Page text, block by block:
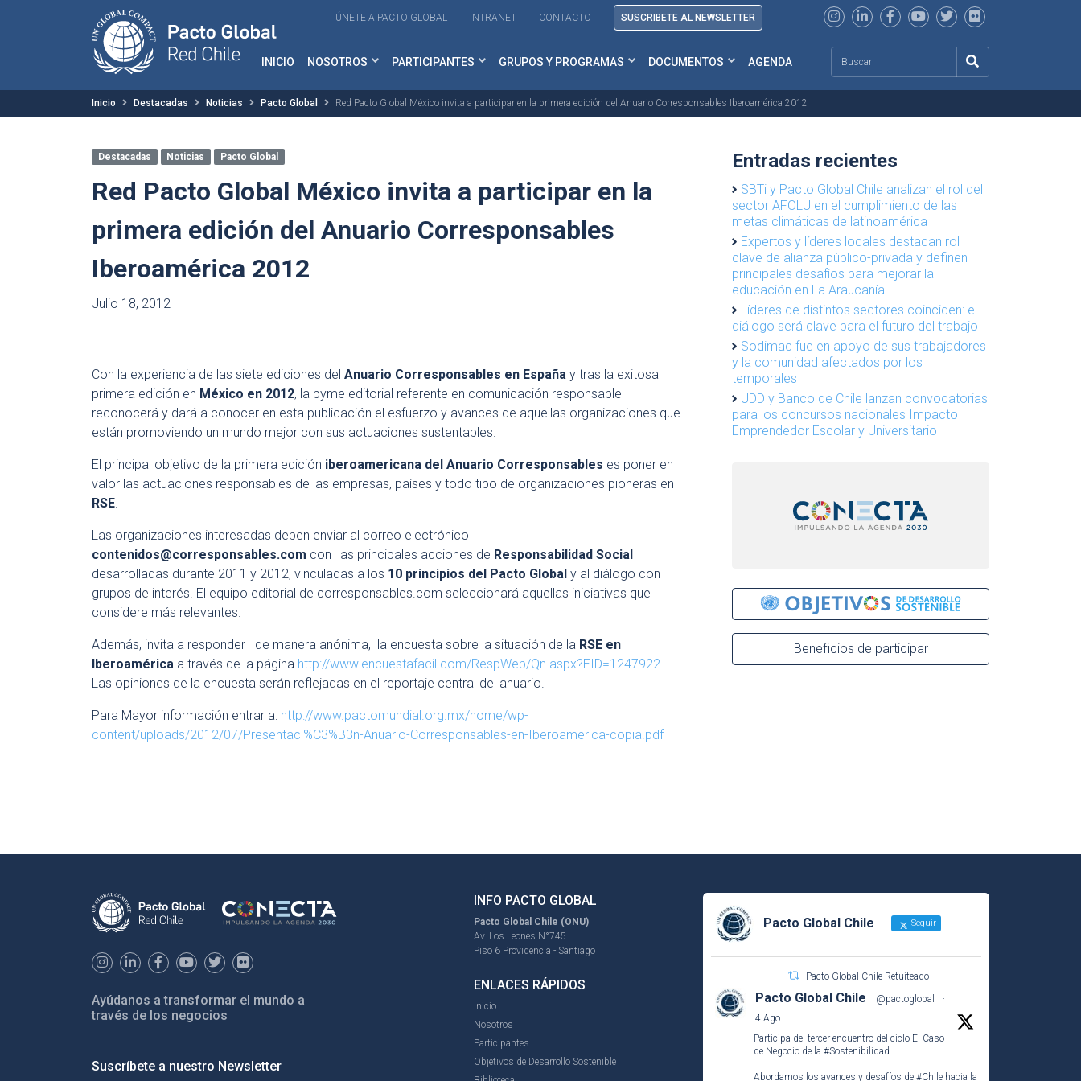
ÚNETE A PACTO GLOBAL INTRANET CONTACTO SUSCRIBETE AL NEWSLETTER
INICIO NOSOTROS PARTICIPANTES GRUPOS Y PROGRAMAS DOCUMENTOS AGENDA
Inicio Destacadas Noticias Pacto Global Red Pacto Global México invita a participar en la primera edición del Anuario Corresponsables Iberoamérica 2012
Destacadas Noticias Pacto Global
Red Pacto Global México invita a participar en la
primera edición del Anuario Corresponsables
Iberoamérica 2012
Julio 18, 2012
Con la experiencia de las siete ediciones del Anuario Corresponsables en España y tras la exitosa
primera edición en México en 2012, la pyme editorial referente en comunicación responsable
reconocerá y dará a conocer en esta publicación el esfuerzo y avances de aquellas organizaciones que
están promoviendo un mundo mejor con sus actuaciones sustentables.
El principal objetivo de la primera edición iberoamericana del Anuario Corresponsables es poner en
valor las actuaciones responsables de las empresas, países y todo tipo de organizaciones pioneras en
RSE.
Las organizaciones interesadas deben enviar al correo electrónico
contenidos@corresponsables.com con las principales acciones de Responsabilidad Social
desarrolladas durante 2011 y 2012, vinculadas a los 10 principios del Pacto Global y al diálogo con
grupos de interés. El equipo editorial de corresponsables.com seleccionará aquellas iniciativas que
considere más relevantes.
Además, invita a responder de manera anónima, la encuesta sobre la situación de la RSE en
Iberoamérica a través de la página http://www.encuestafacil.com/RespWeb/Qn.aspx?EID=1247922.
Las opiniones de la encuesta serán reflejadas en el reportaje central del anuario.
Para Mayor información entrar a: http://www.pactomundial.org.mx/home/wp-
content/uploads/2012/07/Presentaci%C3%B3n-Anuario-Corresponsables-en-Iberoamerica-copia.pdf
Entradas recientes
SBTi y Pacto Global Chile analizan el rol del
sector AFOLU en el cumplimiento de las
metas climáticas de latinoamérica
Expertos y líderes locales destacan rol
clave de alianza público-privada y definen
principales desafíos para mejorar la
educación en La Araucanía
Líderes de distintos sectores coinciden: el
diálogo será clave para el futuro del trabajo
Sodimac fue en apoyo de sus trabajadores
y la comunidad afectados por los
temporales
UDD y Banco de Chile lanzan convocatorias
para los concursos nacionales Impacto
Emprendedor Escolar y Universitario
Beneficios de participar
Ayúdanos a transformar el mundo a
través de los negocios
Suscríbete a nuestro Newsletter
INFO PACTO GLOBAL
Pacto Global Chile (ONU)
Av. Los Leones N°745
Piso 6 Providencia - Santiago
ENLACES RÁPIDOS
Inicio
Nosotros
Participantes
Objetivos de Desarrollo Sostenible
Pacto Global Chile Seguir
Pacto Global Chile Retuiteado
Pacto Global Chile @pactoglobal
·
4 Ago
Participa del tercer encuentro del ciclo El Caso
de Negocio de la #Sostenibilidad.
Abordamos los avances y desafíos de #Chile hacia la